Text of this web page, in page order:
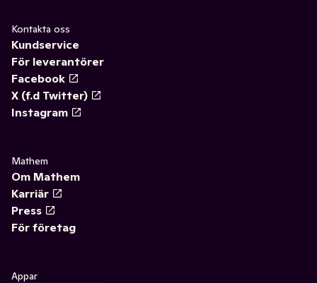
Kontakta oss
Kundservice
För leverantörer
Facebook
X (f.d Twitter)
Instagram
Mathem
Om Mathem
Karriär
Press
För företag
Appar